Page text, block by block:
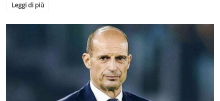
Leggi di più